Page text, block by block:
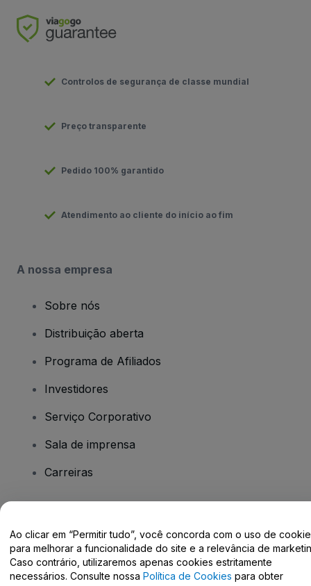
Controlos de segurança de classe mundial
Preço transparente
Pedido 100% garantido
Atendimento ao cliente do início ao fim
A nossa empresa
Sobre nós
Distribuição aberta
Programa de Afiliados
Investidores
Serviço Corporativo
Sala de imprensa
Carreiras
Centro de Ajuda / Fale Conosco
Ao clicar em “Permitir tudo”, você concorda com o uso de
para melhorar a funcionalidade do site e a relevância de
Caso contrário, utilizaremos apenas cookies estritamente
necessários. Consulte nossa Política de Cookies para obter